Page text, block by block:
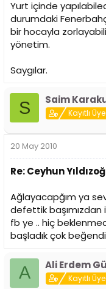
Yurt içinde
durumdaki
bir hocayla
yönetim.
Saygılar.
S Saim
Kayıtlı Üye
20 May 2010
Re: Ceyhun
Ağlayacapğım ya
defettik
fb ye .. hiç
başladık çok
A Ali Erdem
Kayıtlı Üye